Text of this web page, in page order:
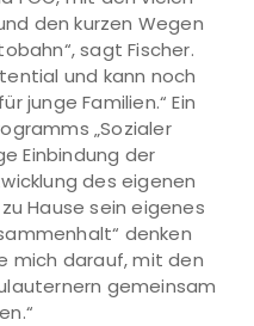
den kurzen Wegen
sagt Fischer.
und kann noch
junge Familien.“ Ein
„Sozialer
Einbindung der
des eigenen
Hause sein eigenes
denken
mich darauf, mit den
gemeinsam